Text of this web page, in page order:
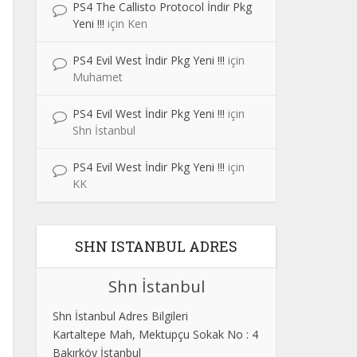
PS4 The Callisto Protocol İndir Pkg
Yeni !!! için Ken
PS4 Evil West İndir Pkg Yeni !!! için
Muhamet
PS4 Evil West İndir Pkg Yeni !!! için
Shn İstanbul
PS4 Evil West İndir Pkg Yeni !!! için
KK
SHN ISTANBUL ADRES
Shn İstanbul
Shn İstanbul Adres Bilgileri
Kartaltepe Mah, Mektupçu Sokak No : 4
Bakırköy İstanbul